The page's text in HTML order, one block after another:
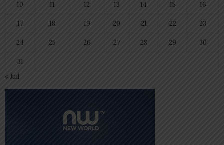
10 11 12 13 14 15 16
17 18 19 20 21 22 23
24 25 26 27 28 29 30
31
« Juil